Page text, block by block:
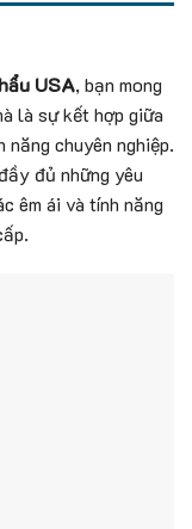
USA, bạn mong
là sự kết hợp giữa
chuyên nghiệp.
đủ những yêu
êm ái và tính năng